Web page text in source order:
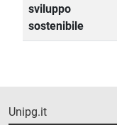
sviluppo
sostenibile
Unipg.it